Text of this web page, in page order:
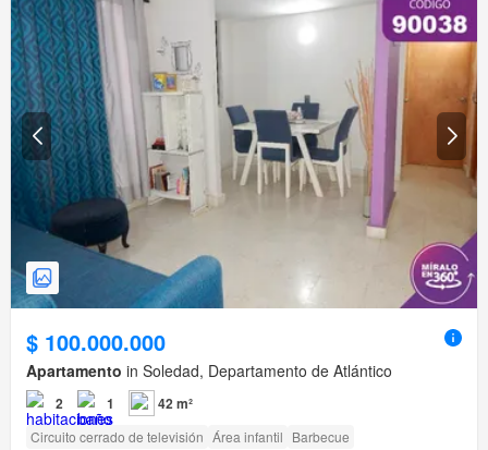
$ 100.000.000
Apartamento in Soledad, Departamento de Atlántico
2 1 42 m²
Circuito cerrado de televisión Área infantil Barbecue